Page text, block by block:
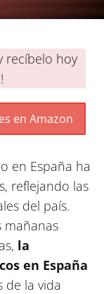
recíbelo hoy
!
en España ha
reflejando las
del país.
mañanas
la
en España
de la vida